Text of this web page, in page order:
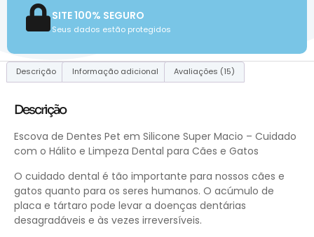
SITE 100% SEGURO
Seus dados estão protegidos
Descrição Informação adicional Avaliações (15)
Descrição
Escova de Dentes Pet em Silicone Super Macio – Cuidado
com o Hálito e Limpeza Dental para Cães e Gatos
O cuidado dental é tão importante para nossos cães e
gatos quanto para os seres humanos. O acúmulo de
placa e tártaro pode levar a doenças dentárias
desagradáveis e às vezes irreversíveis.